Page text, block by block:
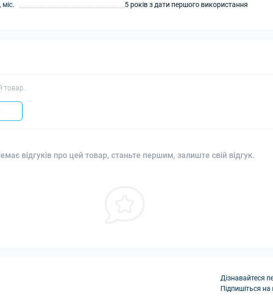
міс. 5 років з дати першого використання
товар.
відгуків про цей товар, станьте першим, залиште свій відгук.
Дізнавайтеся
Підпишіться